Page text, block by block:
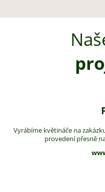
Vyrábíme květináče na
provedení přesně